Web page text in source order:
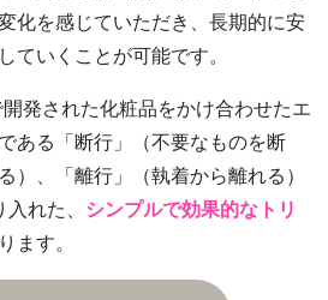
化を感じていただき、長期的に安
ていくことが可能です。
発された化粧品をかけ合わせたエ
ある「断行」（不要なものを断
）、「離行」（執着から離れる）
れた、 シンプルで効果的なトリ
ます。